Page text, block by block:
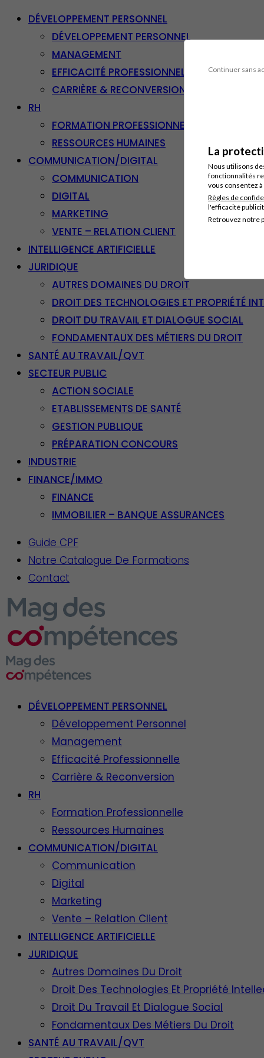
Continuer sans
La
Nous utilisons
fonctionnalités
vous consentez
Règles de
l'efficacité
Retrouvez notre
DÉVELOPPEMENT PERSONNEL
DÉVELOPPEMENT PERSONNEL
MANAGEMENT
EFFICACITÉ PROFESSIONNELLE
CARRIÈRE & RECONVERSION
RH
FORMATION PROFESSIONNELLE
RESSOURCES HUMAINES
COMMUNICATION/DIGITAL
COMMUNICATION
DIGITAL
MARKETING
VENTE – RELATION CLIENT
INTELLIGENCE ARTIFICIELLE
JURIDIQUE
AUTRES DOMAINES DU DROIT
DROIT DES TECHNOLOGIES ET PROPRIÉTÉ
DROIT DU TRAVAIL ET DIALOGUE SOCIAL
FONDAMENTAUX DES MÉTIERS DU DROIT
SANTÉ AU TRAVAIL/QVT
SECTEUR PUBLIC
ACTION SOCIALE
ETABLISSEMENTS DE SANTÉ
GESTION PUBLIQUE
PRÉPARATION CONCOURS
INDUSTRIE
FINANCE/IMMO
FINANCE
IMMOBILIER – BANQUE ASSURANCES
Guide CPF
Notre Catalogue De Formations
Contact
DÉVELOPPEMENT PERSONNEL
Développement Personnel
Management
Efficacité Professionnelle
Carrière & Reconversion
RH
Formation Professionnelle
Ressources Humaines
COMMUNICATION/DIGITAL
Communication
Digital
Marketing
Vente – Relation Client
INTELLIGENCE ARTIFICIELLE
JURIDIQUE
Autres Domaines Du Droit
Droit Des Technologies Et Propriété
Droit Du Travail Et Dialogue Social
Fondamentaux Des Métiers Du Droit
SANTÉ AU TRAVAIL/QVT